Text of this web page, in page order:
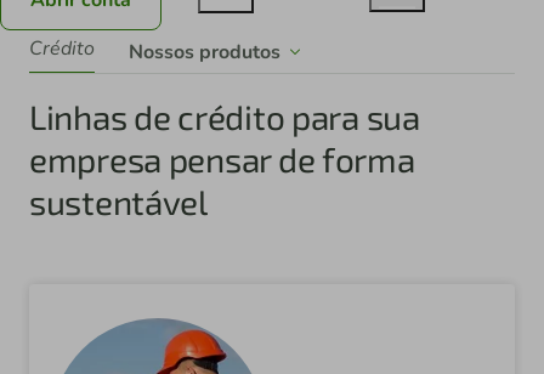
Crédito
Nossos produtos
Linhas de crédito para sua
empresa pensar de forma
sustentável